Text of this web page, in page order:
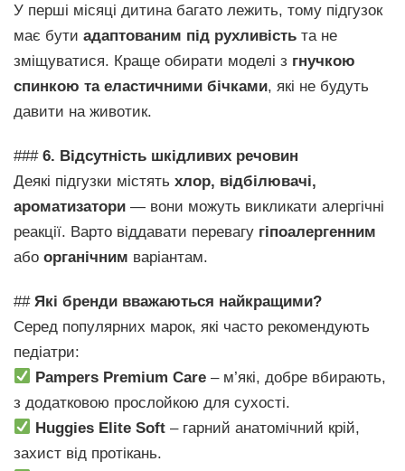
У перші місяці дитина багато лежить, тому підгузок
має бути адаптованим під рухливість та не
зміщуватися. Краще обирати моделі з гнучкою
спинкою та еластичними бічками, які не будуть
давити на животик.
### 6. Відсутність шкідливих речовин
Деякі підгузки містять хлор, відбілювачі,
ароматизатори — вони можуть викликати алергічні
реакції. Варто віддавати перевагу гіпоалергенним
або органічним варіантам.
## Які бренди вважаються найкращими?
Серед популярних марок, які часто рекомендують
педіатри:
Pampers Premium Care – м’які, добре вбирають,
з додатковою прослойкою для сухості.
Huggies Elite Soft – гарний анатомічний крій,
захист від протікань.